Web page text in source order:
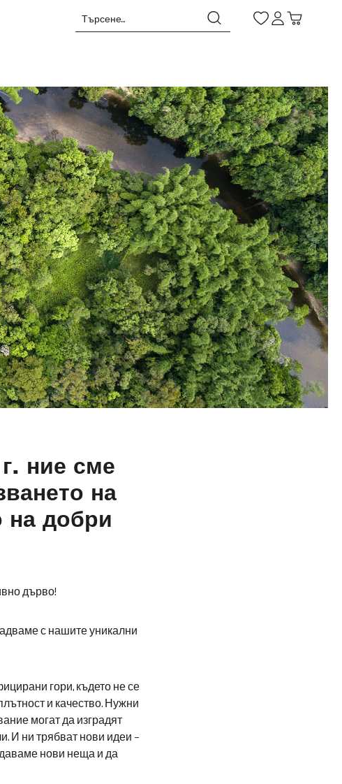
ние сме
на
на добри
дърво!
с нашите уникални
гори, където не се
и качество. Нужни
могат да изградят
И ни трябват нови идеи –
нови неща и да